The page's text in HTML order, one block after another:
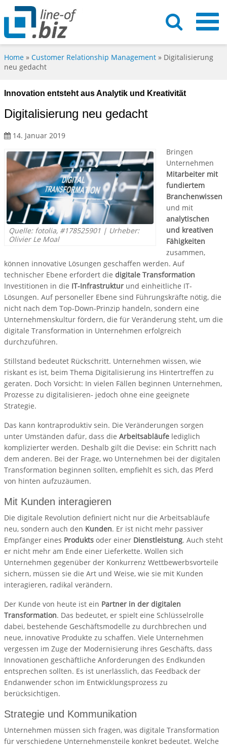
Home » Customer Relationship Management » Digitalisierung
neu gedacht
Innovation entsteht aus Analytik und Kreativität
Digitalisierung neu gedacht
14. Januar 2019
Quelle: fotolia, #178525901 | Urheber:
Olivier Le Moal
Bringen
Unternehmen
Mitarbeiter mit
fundiertem
Branchenwissen
und mit
analytischen
und kreativen
Fähigkeiten
zusammen,
können innovative Lösungen geschaffen werden. Auf
technischer Ebene erfordert die digitale Transformation
Investitionen in die IT-Infrastruktur und einheitliche IT-
Lösungen. Auf personeller Ebene sind Führungskräfte nötig, die
nicht nach dem Top-Down-Prinzip handeln, sondern eine
Unternehmenskultur fördern, die für Veränderung steht, um die
digitale Transformation in Unternehmen erfolgreich
durchzuführen.
Stillstand bedeutet Rückschritt. Unternehmen wissen, wie
riskant es ist, beim Thema Digitalisierung ins Hintertreffen zu
geraten. Doch Vorsicht: In vielen Fällen beginnen Unternehmen,
Prozesse zu digitalisieren- jedoch ohne eine geeignete
Strategie.
Das kann kontraproduktiv sein. Die Veränderungen sorgen
unter Umständen dafür, dass die Arbeitsabläufe lediglich
komplizierter werden. Deshalb gilt die Devise: ein Schritt nach
dem anderen. Bei der Frage, wo Unternehmen bei der digitalen
Transformation beginnen sollten, empfiehlt es sich, das Pferd
von hinten aufzuzäumen.
Mit Kunden interagieren
Die digitale Revolution definiert nicht nur die Arbeitsabläufe
neu, sondern auch den Kunden. Er ist nicht mehr passiver
Empfänger eines Produkts oder einer Dienstleistung. Auch steht
er nicht mehr am Ende einer Lieferkette. Wollen sich
Unternehmen gegenüber der Konkurrenz Wettbewerbsvorteile
sichern, müssen sie die Art und Weise, wie sie mit Kunden
interagieren, radikal verändern.
Der Kunde von heute ist ein Partner in der digitalen
Transformation. Das bedeutet, er spielt eine Schlüsselrolle
dabei, bestehende Geschäftsmodelle zu durchbrechen und
neue, innovative Produkte zu schaffen. Viele Unternehmen
vergessen im Zuge der Modernisierung ihres Geschäfts, dass
Innovationen geschäftliche Anforderungen des Endkunden
entsprechen sollten. Es ist unerlässlich, das Feedback der
Endanwender schon im Entwicklungsprozess zu
berücksichtigen.
Strategie und Kommunikation
Unternehmen müssen sich fragen, was digitale Transformation
für verschiedene Unternehmensteile konkret bedeutet. Welche